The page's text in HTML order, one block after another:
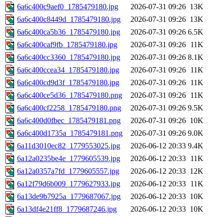
6a6c400c9aef0_1785479180.jpg
2026-07-31 09:26 13K
6a6c400c8449d_1785479180.jpg
2026-07-31 09:26 13K
6a6c400ca5b36_1785479180.jpg
2026-07-31 09:26 6.5K
6a6c400caf9fb_1785479180.jpg
2026-07-31 09:26 11K
6a6c400cc3360_1785479180.jpg
2026-07-31 09:26 8.1K
6a6c400ccea34_1785479180.jpg
2026-07-31 09:26 11K
6a6c400cd9d3f_1785479180.jpg
2026-07-31 09:26 11K
6a6c400ce5d36_1785479180.png
2026-07-31 09:26 11K
6a6c400cf2258_1785479180.png
2026-07-31 09:26 9.5K
6a6c400d0fbec_1785479181.png
2026-07-31 09:26 10K
6a6c400d1735a_1785479181.png
2026-07-31 09:26 9.0K
6a11d3010ec82_1779553025.jpg
2026-06-12 20:33 9.4K
6a12a0235be4e_1779605539.jpg
2026-06-12 20:33 11K
6a12a0357a7fd_1779605557.jpg
2026-06-12 20:33 12K
6a12f79d6b009_1779627933.jpg
2026-06-12 20:33 11K
6a13de9b7925a_1779687067.jpg
2026-06-12 20:33 10K
6a13df4e21ff8_1779687246.jpg
2026-06-12 20:33 10K